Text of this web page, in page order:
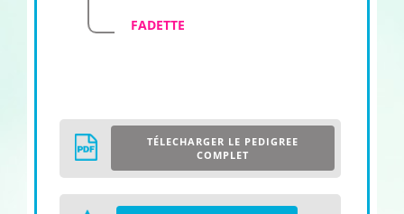
FADETTE
TÉLECHARGER LE PEDIGREE
COMPLET